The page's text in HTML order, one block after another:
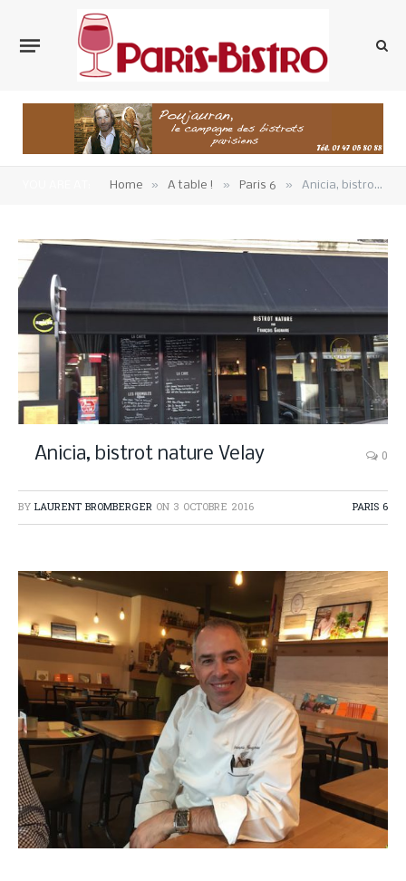
Home » A table ! » Paris 6 » Anicia, bistrot nature Velay
Anicia, bistrot nature Velay 0
BY LAURENT BROMBERGER ON 3 OCTOBRE 2016 PARIS 6